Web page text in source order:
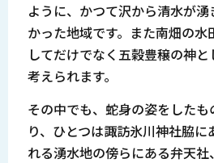
ように、かつて沢から清水が
かった地域です。また南畑の水
してだけでなく五穀豊穣の神
考えられます。
その中でも、蛇身の姿をした
り、ひとつは諏訪氷川神社脇
れる湧水地の傍らにある弁天社